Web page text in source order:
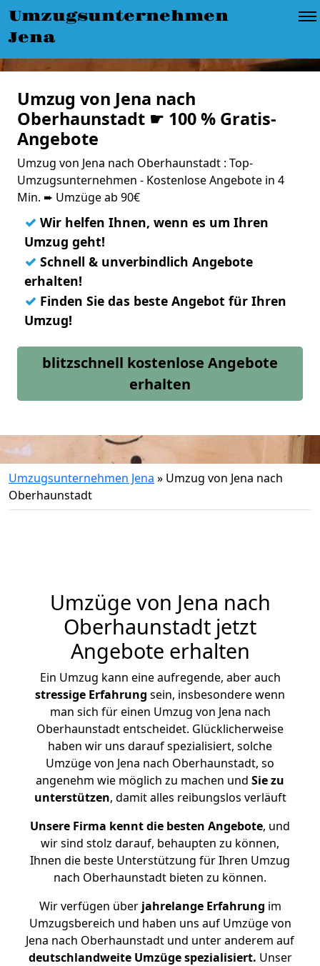
Umzugsunternehmen
Jena
Umzug von Jena nach
Oberhaunstadt ☛ 100 % Gratis-
Angebote
Umzug von Jena nach Oberhaunstadt : Top-
Umzugsunternehmen - Kostenlose Angebote in 4
Min. ➨ Umzüge ab 90€
✓ Wir helfen Ihnen, wenn es um Ihren
Umzug geht!
✓ Schnell & unverbindlich Angebote
erhalten!
✓ Finden Sie das beste Angebot für Ihren
Umzug!
blitzschnell kostenlose Angebote
erhalten
Umzugsunternehmen Jena » Umzug von Jena nach
Oberhaunstadt
Umzüge von Jena nach
Oberhaunstadt jetzt
Angebote erhalten
Ein Umzug kann eine aufregende, aber auch
stressige Erfahrung sein, insbesondere wenn
man sich für einen Umzug von Jena nach
Oberhaunstadt entscheidet. Glücklicherweise
haben wir uns darauf spezialisiert, solche
Umzüge von Jena nach Oberhaunstadt, so
angenehm wie möglich zu machen und Sie zu
unterstützen, damit alles reibungslos verläuft
Unsere Firma kennt die besten Angebote, und
wir sind stolz darauf, behaupten zu können,
Ihnen die beste Unterstützung für Ihren Umzug
nach Oberhaunstadt bieten zu können.
Wir verfügen überjahrelange Erfahrung im
Umzugsbereich und haben uns auf Umzüge von
Jena nach Oberhaunstadt und unter anderem auf
deutschlandweite Umzüge spezialisiert. Unser